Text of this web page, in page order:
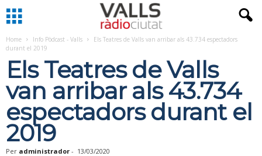
Home Info Pòdcast - Valls
Els Teatres de Valls van arribar als 43.734 espectadors
durant el 2019
Els Teatres de Valls
van arribar als 43.734
espectadors durant el
2019
Per administrador - 13/03/2020